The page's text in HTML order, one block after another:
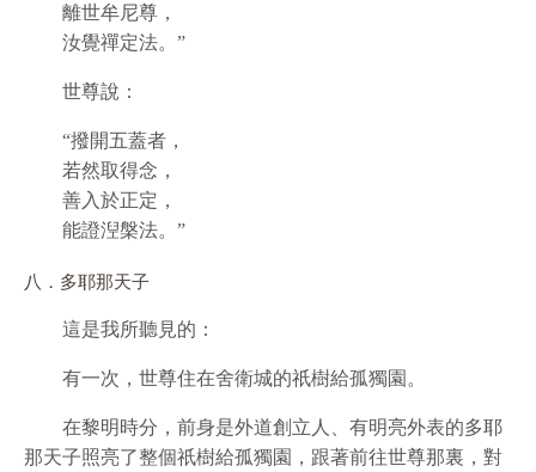
離世牟尼尊，
汝覺禪定法。”
世尊說：
“撥開五蓋者，
若然取得念，
善入於正定，
能證湼槃法。”
八．多耶那天子
這是我所聽見的：
有一次，世尊住在舍衛城的祇樹給孤獨園。
在黎明時分，前身是外道創立人、有明亮外表的多耶
那天子照亮了整個祇樹給孤獨園，跟著前往世尊那裏，對